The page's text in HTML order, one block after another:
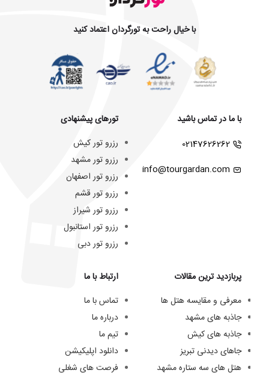
با خیال راحت به تورگردان اعتماد کنید
با ما در تماس باشید
02147626262
info@tourgardan.com
تورهای پیشنهادی
رزرو تور کیش
رزرو تور مشهد
رزرو تور اصفهان
رزرو تور قشم
رزرو تور شیراز
رزرو تور استانبول
رزرو تور دبی
پربازدید ترین مقالات
معرفی و مقایسه هتل ها
جاذبه های مشهد
جاذبه های کیش
جاهای دیدنی تبریز
هتل های سه ستاره مشهد
ارتباط با ما
تماس با ما
درباره ما
تیم ما
دانلود اپلیکیشن
فرصت های شغلی